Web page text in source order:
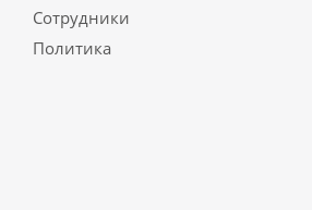
Сотрудники
Политика